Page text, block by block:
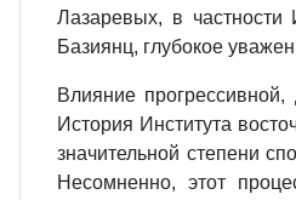
Лазаревых, в частности
Базиянц, глубокое
Влияние
История Института
значительной степени
Несомненно, этот